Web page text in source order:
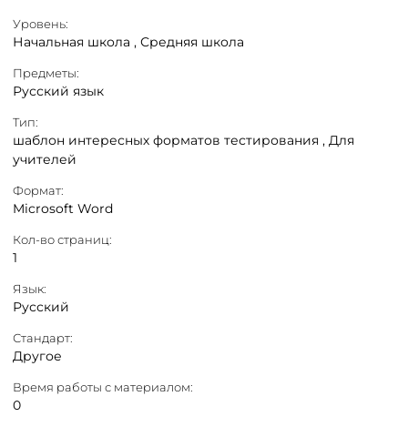
Уровень:
Начальная школа , Средняя школа
Предметы:
Русский язык
Тип:
шаблон интересных форматов тестирования , Для
учителей
Формат:
Microsoft Word
Кол-во страниц:
1
Язык:
Русский
Стандарт:
Другое
Время работы с материалом:
0